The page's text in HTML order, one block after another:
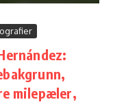
milepæler,